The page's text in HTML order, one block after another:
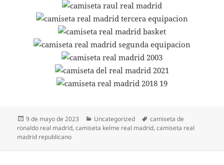
Publicado
el
9 de mayo de 2023 Categorías
Uncategorized Etiquetas
camiseta de
ronaldo real madrid,camiseta kelme real madrid,camiseta real
madrid republicano